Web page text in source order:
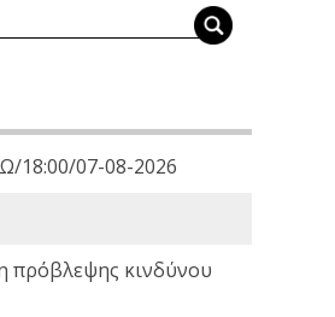
18:00/07-08-2026
πρόβλεψης κινδύνου